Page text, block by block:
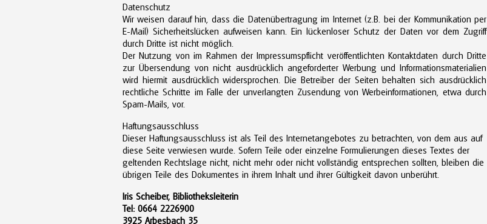
Datenschutz
Wir weisen darauf hin, dass die Datenübertragung im Internet (z.B. bei der Kommunikation per
E-Mail) Sicherheitslücken aufweisen kann. Ein lückenloser Schutz der Daten vor dem Zugriff
durch Dritte ist nicht möglich.
Der Nutzung von im Rahmen der Impressumspflicht veröffentlichten Kontaktdaten durch Dritte
zur Übersendung von nicht ausdrücklich angeforderter Werbung und Informationsmaterialien
wird hiermit ausdrücklich widersprochen. Die Betreiber der Seiten behalten sich ausdrücklich
rechtliche Schritte im Falle der unverlangten Zusendung von Werbeinformationen, etwa durch
Spam-Mails, vor.
Haftungsausschluss
Dieser Haftungsausschluss ist als Teil des Internetangebotes zu betrachten, von dem aus auf
diese Seite verwiesen wurde. Sofern Teile oder einzelne Formulierungen dieses Textes der
geltenden Rechtslage nicht, nicht mehr oder nicht vollständig entsprechen sollten, bleiben die
übrigen Teile des Dokumentes in ihrem Inhalt und ihrer Gültigkeit davon unberührt.
Iris Scheiber, Bibliotheksleiterin
Tel: 0664 2226900
3925 Arbesbach 35